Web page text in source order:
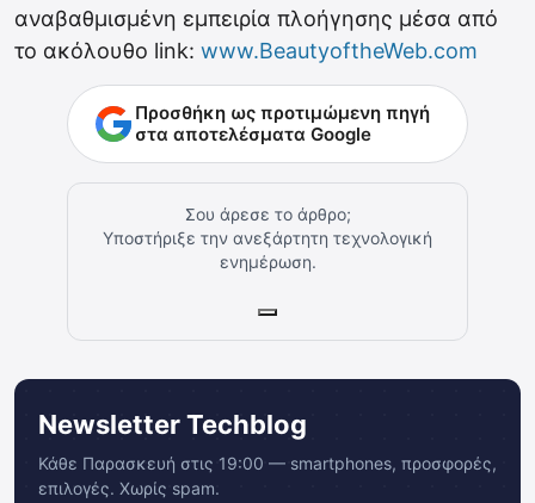
αναβαθμισμένη εμπειρία πλοήγησης μέσα από
το ακόλουθο link: www.BeautyoftheWeb.com
Προσθήκη ως προτιμώμενη πηγή
στα αποτελέσματα Google
Σου άρεσε το άρθρο;
Υποστήριξε την ανεξάρτητη τεχνολογική
ενημέρωση.
Newsletter Techblog
Κάθε Παρασκευή στις 19:00 — smartphones, προσφορές,
επιλογές. Χωρίς spam.